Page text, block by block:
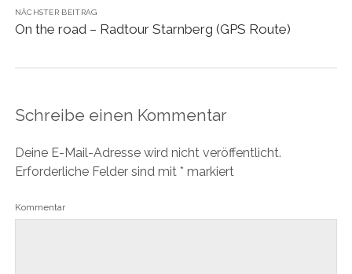
NÄCHSTER BEITRAG
On the road – Radtour Starnberg (GPS Route)
Schreibe einen Kommentar
Deine E-Mail-Adresse wird nicht veröffentlicht.
Erforderliche Felder sind mit * markiert
Kommentar